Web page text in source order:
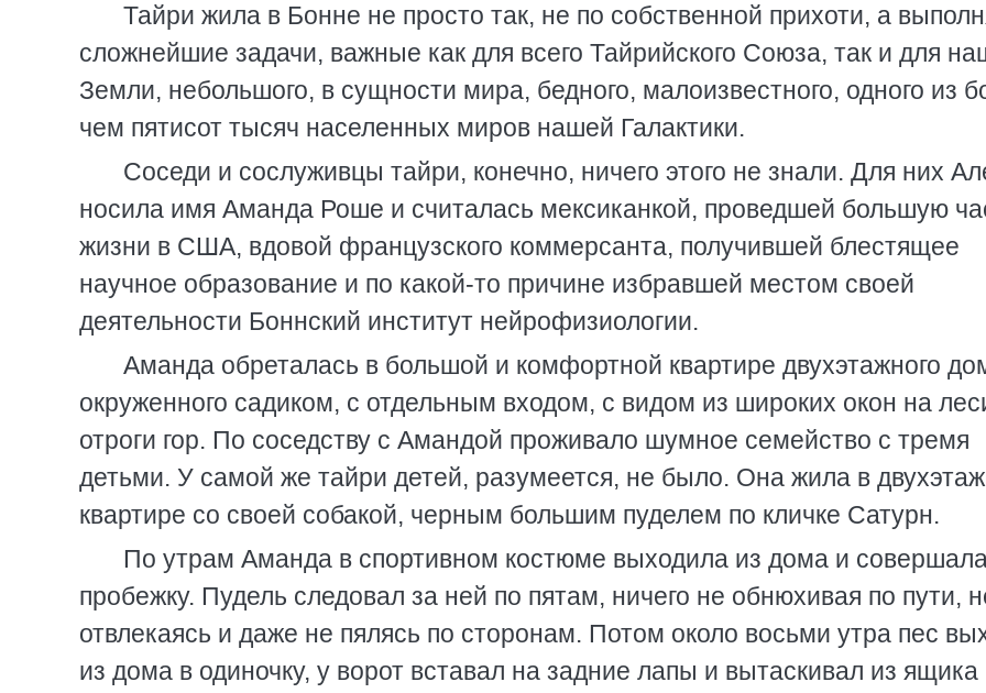
Тайри жила в Бонне не просто так, не по собственной прихоти, а
cложнейшие задачи, важные как для всего Тайрийского Союза, так и для
Земли, небольшого, в сущности мира, бедного, малоизвестного, одного из
чем пятисот тысяч населенных миров нашей Галактики.
Соседи и сослуживцы тайри, конечно, ничего этого не знали. Для них
носила имя Аманда Роше и считалась мексиканкой, проведшей большую
жизни в США, вдовой французского коммерсанта, получившей блестящее
научное образование и по какой-то причине избравшей местом своей
деятельности Боннский институт нейрофизиологии.
Аманда обреталась в большой и комфортной квартире двухэтажного
окруженного садиком, с отдельным входом, с видом из широких окон на
отроги гор. По соседству с Амандой проживало шумное семейство с тремя
детьми. У самой же тайри детей, разумеется, не было. Она жила в
квартире со своей собакой, черным большим пуделем по кличке Сатурн.
По утрам Аманда в спортивном костюме выходила из дома и
пробежку. Пудель следовал за ней по пятам, ничего не обнюхивая по пути,
отвлекаясь и даже не пялясь по сторонам. Потом около восьми утра пес
из дома в одиночку, у ворот вставал на задние лапы и вытаскивал из ящика